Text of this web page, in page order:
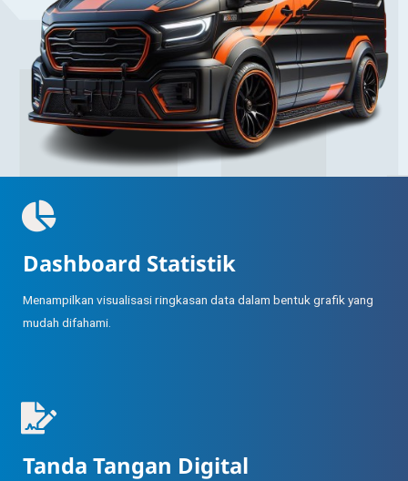
Dashboard Statistik
Menampilkan visualisasi ringkasan data dalam bentuk grafik yang
mudah difahami.
Tanda Tangan Digital